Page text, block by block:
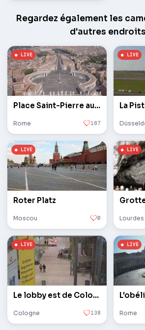
Regardez également les
d'autres
Place Saint-Pierre au Vatican
Rome 187
La
Roter Platz
Moscou 0 Lourdes
Le lobby est de Cologne / Bonn
Cologne 138 Rome